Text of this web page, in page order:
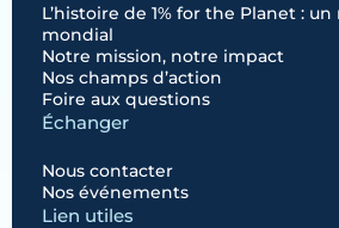
L’histoire de 1% for the Planet :
mondial
Notre mission, notre impact
Nos champs d’action
Foire aux questions
Échanger
Nous contacter
Nos événements
Lien utiles